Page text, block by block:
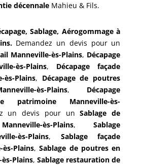
décennaleMahieu & Fils.
Sablage, Aérogommage à
Demandez un devis pour un
Manneville-ès-Plains, Décapage
ès-Plains, Décapage façade
ès-Plains, Décapage de poutres
ès-Plains, Décapage
patrimoine
Manneville-ès-
un devis pour unSablage de
ès-Plains,Sablage
ès-Plains, Sablage façade
ès-Plains,Sablage de poutres en
Plains,Sablage restauration de